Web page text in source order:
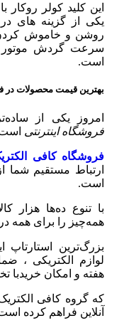
این کلید کولر
یکی از گزینه های
روشن و خاموش کردن
سرعت گردش
است.
بهترین قیمت محصولات در
امروز یکی از
فروشگاه اینترنتی
فروشگاه کافی
ارتباط مستقیم شما
است.
با تنوع ده‌ها هزار
همه‌چیز را برای همه
بزرگ‌ترین
لوازم الکتریکی ،‌
هفته و امکان خریدبا
که گروه کافی
آنلاین فراهم کرده